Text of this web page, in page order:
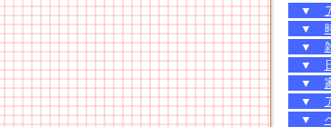
▼
▼
▼
▼
▼
▼
▼